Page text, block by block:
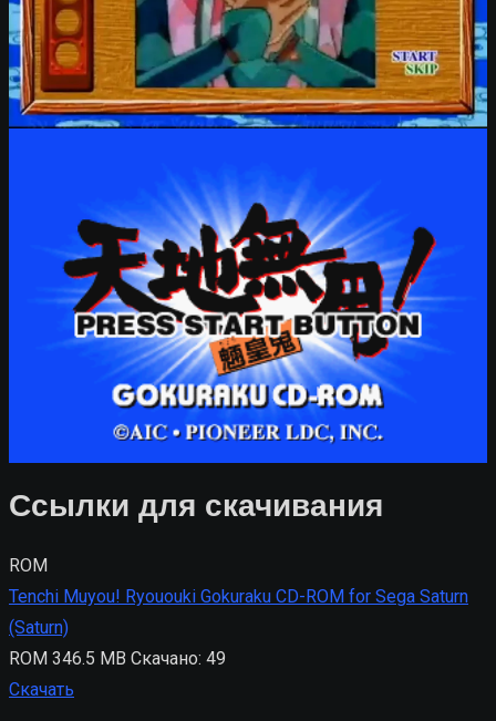
Ссылки для скачивания
ROM
Tenchi Muyou! Ryououki Gokuraku CD-ROM for Sega Saturn
(Saturn)
ROM 346.5 MB Скачано: 49
Скачать